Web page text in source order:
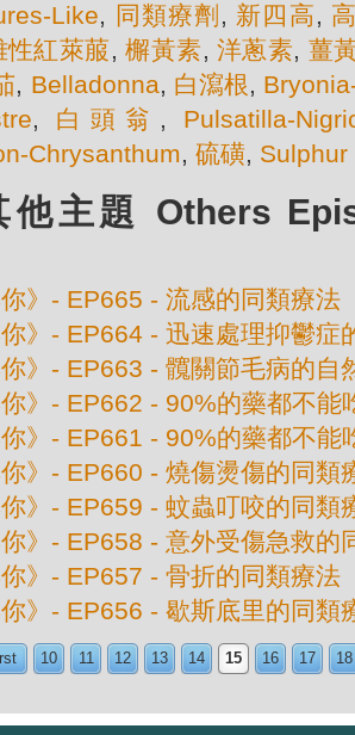
Like, 同類療劑 , 新四高,
性紅萊菔,檞黃素, 洋蔥素, 薑
, Belladonna, 白瀉根,
, 白頭翁 , Pulsatilla-
Chrysanthum, 硫磺, Sulphur
他主題 Others
你》- EP665 - 流感的同類療法
你》- EP664 - 迅速處理抑鬱症
你》- EP663 - 髖關節毛病的自
你》- EP662 - 90%的藥都不能
你》- EP661 - 90%的藥都不能
你》- EP660 - 燒傷燙傷的同類
你》- EP659 - 蚊蟲叮咬的同類
你》- EP658 - 意外受傷急救的
你》- EP657 - 骨折的同類療法
你》- EP656 - 歇斯底里的同類
10 11 12 13 14 15 16 17 18